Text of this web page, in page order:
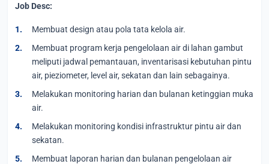
Job Desc:
Membuat design atau pola tata kelola air.
Membuat program kerja pengelolaan air di lahan gambut
meliputi jadwal pemantauan, inventarisasi kebutuhan pintu
air, pieziometer, level air, sekatan dan lain sebagainya.
Melakukan monitoring harian dan bulanan ketinggian muka
air.
Melakukan monitoring kondisi infrastruktur pintu air dan
sekatan.
Membuat laporan harian dan bulanan pengelolaan air